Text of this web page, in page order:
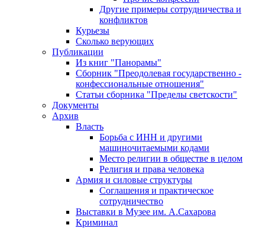
Другие примеры сотрудничества и
конфликтов
Курьезы
Сколько верующих
Публикации
Из книг "Панорамы"
Сборник "Преодолевая государственно -
конфессиональные отношения"
Статьи сборника "Пределы светскости"
Документы
Архив
Власть
Борьба с ИНН и другими
машиночитаемыми кодами
Место религии в обществе в целом
Религия и права человека
Армия и силовые структуры
Соглашения и практическое
сотрудничество
Выставки в Музее им. А.Сахарова
Криминал